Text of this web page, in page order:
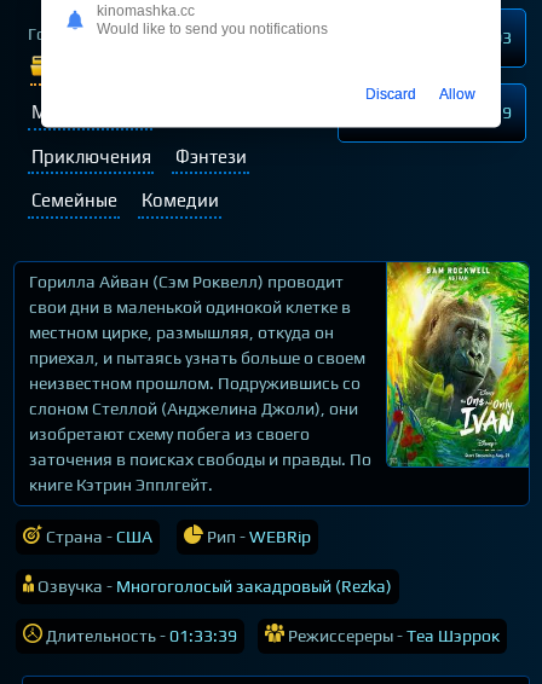
Год выпуска2020
Мультфильмы
Приключения Фэнтези
Семейные Комедии
103
19
Горилла Айван (Сэм Роквелл) проводит
свои дни в маленькой одинокой клетке в
местном цирке, размышляя, откуда он
приехал, и пытаясь узнать больше о своем
неизвестном прошлом. Подружившись со
слоном Стеллой (Анджелина Джоли), они
изобретают схему побега из своего
заточения в поисках свободы и правды. По
книге Кэтрин Эпплгейт.
Страна -США Рип -WEBRip
Озвучка - Многоголосый закадровый (Rezka)
Длительность -01:33:39 Режиссереры -Теа Шэррок
kinomashka.cc
Would like to send you notifications
Discard Allow